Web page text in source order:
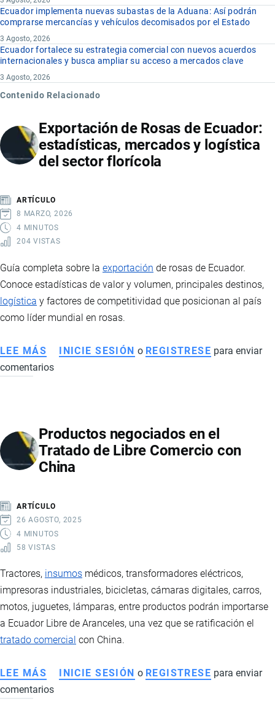
Ecuador implementa nuevas subastas de la Aduana: Así podrán
comprarse mercancías y vehículos decomisados por el Estado
3 Agosto, 2026
Ecuador fortalece su estrategia comercial con nuevos acuerdos
internacionales y busca ampliar su acceso a mercados clave
3 Agosto, 2026
Contenido Relacionado
Exportación de Rosas de Ecuador:
estadísticas, mercados y logística
del sector florícola
ARTÍCULO
8 MARZO, 2026
4 MINUTOS
204 VISTAS
Guía completa sobre la exportación de rosas de Ecuador.
Conoce estadísticas de valor y volumen, principales destinos,
logística y factores de competitividad que posicionan al país
como líder mundial en rosas.
LEE MÁS SOBRE
EXPORTACIÓN
ECUADOR:
ESTADÍSTICAS,
MERCADOS
DEL
SECTOR
FLORÍCOLA
INICIE SESIÓN o REGISTRESE para enviar
comentarios
Productos negociados en el
Tratado de Libre Comercio con
China
ARTÍCULO
26 AGOSTO, 2025
4 MINUTOS
58 VISTAS
Tractores, insumos médicos, transformadores eléctricos,
impresoras industriales, bicicletas, cámaras digitales, carros,
motos, juguetes, lámparas, entre productos podrán importarse
a Ecuador Libre de Aranceles, una vez que se ratificación el
tratado comercial con China.
LEE MÁS SOBRE
PRODUCTOS
INICIE SESIÓN o REGISTRESE para enviar
comentarios